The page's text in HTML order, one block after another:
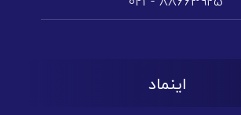
اینماد